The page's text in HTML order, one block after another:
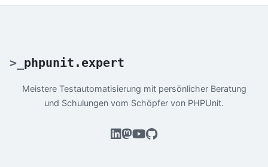
> phpunit.expert
Meistere Testautomatisierung mit persönlicher Beratung
und Schulungen vom Schöpfer von PHPUnit.